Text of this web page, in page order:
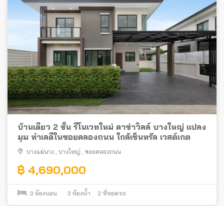
บ้านเดี่ยว 2 ชั้น รีโนเวทใหม่ คาซ่าวิลล์ บางใหญ่ แปลง
มุม ทำเลดีในซอยคลองถนน ใกล้เซ็นทรัล เวสต์เกต
บางแม่นาง บางใหญ่ ซอยคลองถนน
฿ 4,690,000
3 ห้องนอน 3 ห้องน้ำ 2 ที่จอดรถ